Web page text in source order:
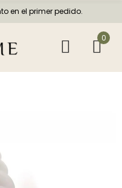
en el primer pedido.
0